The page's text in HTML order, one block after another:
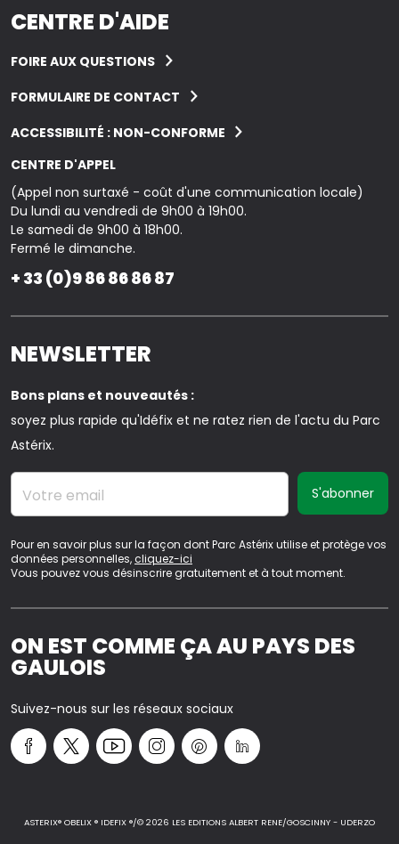
CENTRE D'AIDE
FOIRE AUX QUESTIONS
FORMULAIRE DE CONTACT
ACCESSIBILITÉ : NON-CONFORME
CENTRE D'APPEL
(Appel non surtaxé - coût d'une communication locale)
Du lundi au vendredi de 9h00 à 19h00.
Le samedi de 9h00 à 18h00.
Fermé le dimanche.
+ 33 (0)9 86 86 86 87
ON EST COMME ÇA AU PAYS DES
GAULOIS
Suivez-nous sur les réseaux sociaux
NEWSLETTER
Bons plans et nouveautés :
soyez plus rapide qu'Idéfix et ne ratez rien de l'actu du Parc
Astérix.
Votre email
Pour en savoir plus sur la façon dont Parc Astérix utilise et protège vos
données personnelles,cliquez-ici
Vous pouvez vous désinscrire gratuitement et à tout moment.
ASTERIX® OBELIX ® IDEFIX ®/© 2026 LES EDITIONS ALBERT RENE/GOSCINNY - UDERZO